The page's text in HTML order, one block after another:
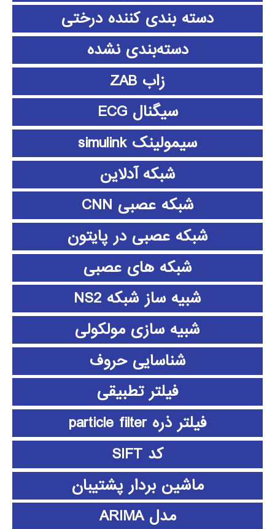
دسته بندی کننده درختی
دسته‌بندی نشده
زاب ZAB
سیگنال ECG
سیمولینک simulink
شبکه آدلاین
شبکه عصبی CNN
شبکه عصبی در پایتون
شبکه های عصبی
شبیه ساز شبکه NS2
شبیه سازی مولکولی
شناسایی حروف
فیلتر تطبیقی
فیلتر ذره particle filter
کد SIFT
ماشین بردار پشتیبان
مدل ARIMA